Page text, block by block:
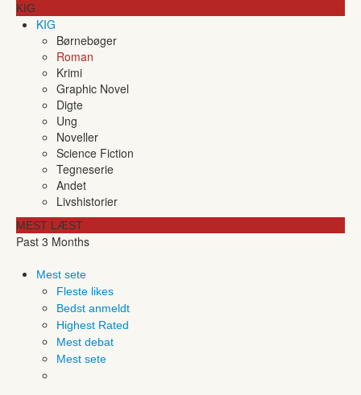
KIG
KIG
Børnebøger
Roman
Krimi
Graphic Novel
Digte
Ung
Noveller
Science Fiction
Tegneserie
Andet
Livshistorier
MEST LÆST
Past 3 Months
Mest sete
Fleste likes
Bedst anmeldt
Highest Rated
Mest debat
Mest sete